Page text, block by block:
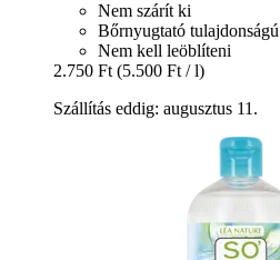
Nem szárít ki
Bőrnyugtató tulajdonságú
Nem kell leöblíteni
2.750 Ft (5.500 Ft / l)
Szállítás eddig: augusztus 11.